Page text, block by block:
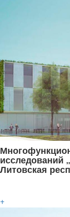
исследований
Литовская
+